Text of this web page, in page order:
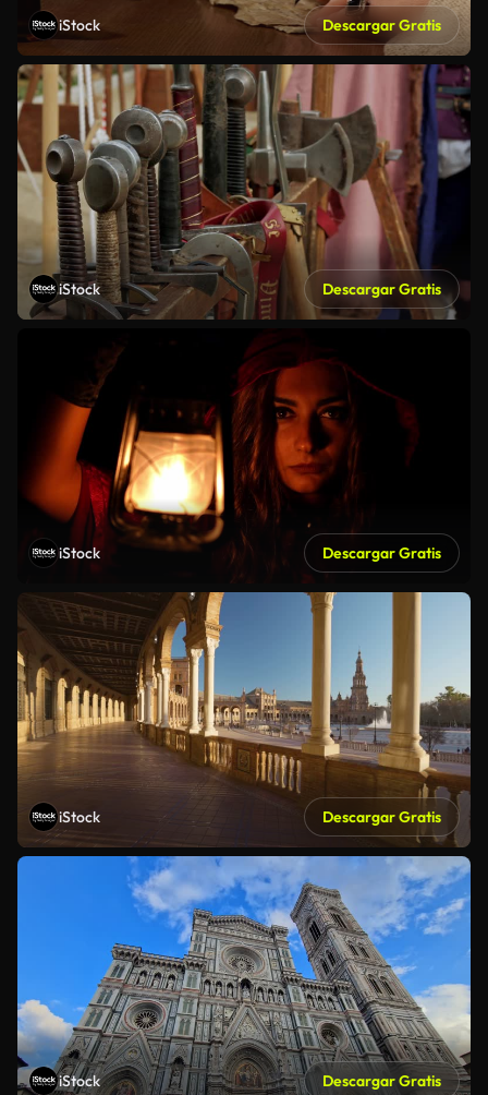
iStock Descargar Gratis
iStock Descargar Gratis
iStock Descargar Gratis
iStock Descargar Gratis
iStock Descargar Gratis